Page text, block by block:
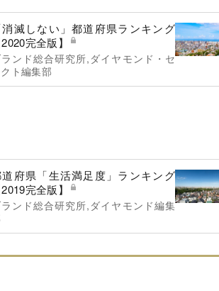
消滅しない」都道府県ランキング
2020完全版】
ンド総合研究所,ダイヤモンド・セ
ト編集部
府県「生活満足度」ランキング
2019完全版】
ンド総合研究所,ダイヤモンド編集